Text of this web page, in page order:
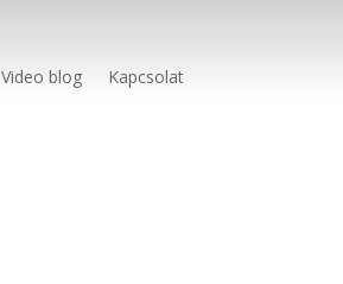
Video blog Kapcsolat